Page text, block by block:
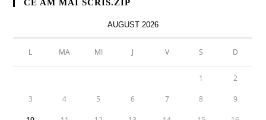
CE AM MAI SCRIS.ZIP
AUGUST 2026
L MA MI J V S D
1 2
3 4 5 6 7 8 9